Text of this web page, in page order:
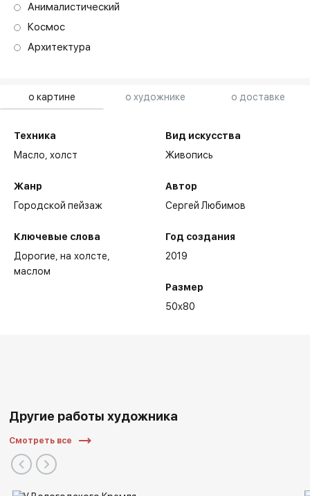
о картине о художнике о доставке
Техника
Масло,холст
Жанр
Городской пейзаж
Ключевые слова
Дорогие на холсте
маслом
Вид искусства
Живопись
Автор
Сергей Любимов
Год создания
2019
Размер
50x80
Анималистический
Космос
Архитектура
Другие работы художника
Смотреть все